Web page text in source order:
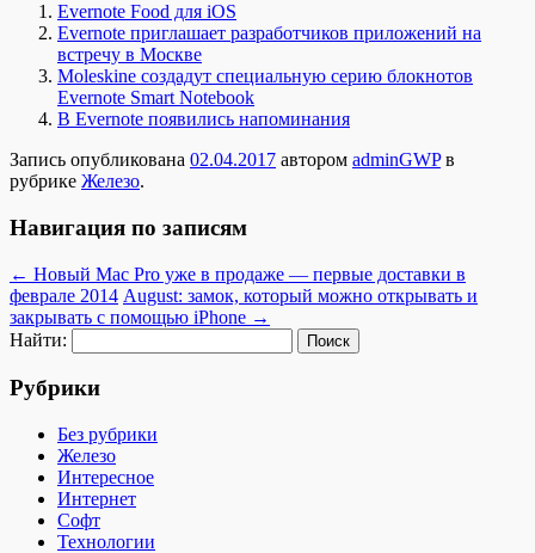
Evernote Food для iOS
Evernote приглашает разработчиков приложений на
встречу в Москве
Moleskine создадут специальную серию блокнотов
Evernote Smart Notebook
В Evernote появились напоминания
Запись опубликована 02.04.2017 автором adminGWPв
рубрике Железо.
Навигация по записям
← Новый Mac Pro уже в продаже — первые доставки в
феврале 2014 August: замок, который можно открывать и
закрывать с помощью iPhone →
Найти:
Рубрики
Без рубрики
Железо
Интересное
Интернет
Софт
Технологии